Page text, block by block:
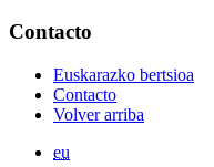
Contacto
Euskarazko bertsioa
Contacto
Volver arriba
eu